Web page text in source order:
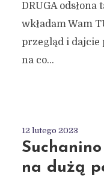
DRUGA
wkładam Wam
przegląd i dajcie
na co...
12 lutego 2023
na dużą